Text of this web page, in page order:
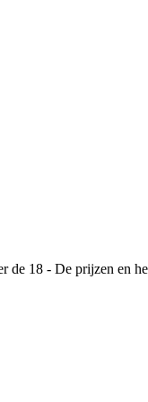
18 - De prijzen en